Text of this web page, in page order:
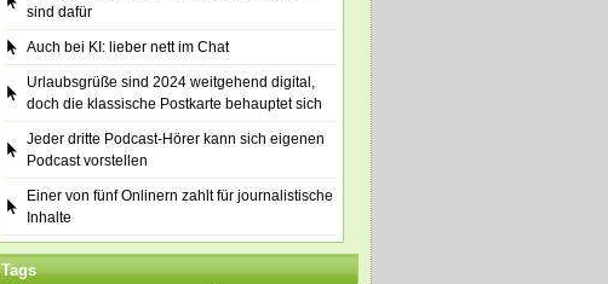
sind dafür
Auch bei KI: lieber nett im Chat
Urlaubsgrüße sind 2024 weitgehend digital,
doch die klassische Postkarte behauptet sich
Jeder dritte Podcast-Hörer kann sich eigenen
Podcast vorstellen
Einer von fünf Onlinern zahlt für journalistische
Inhalte
Tags